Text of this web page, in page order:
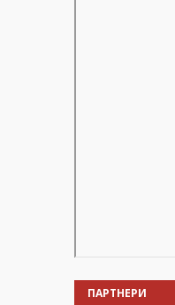
ПАРТНЕРИ